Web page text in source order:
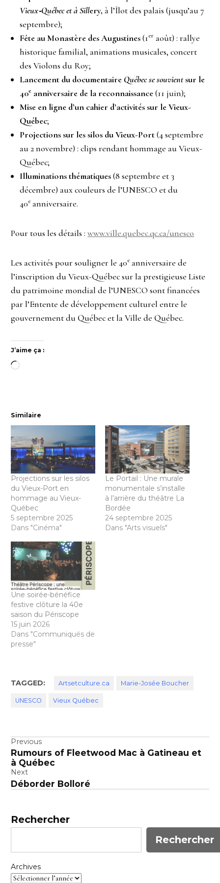
Vieux‑Québec et à Sillery,à l’Îlot des palais (jusqu’au 7
septembre);
Fête au Monastère des Augustines(1er août) : rallye
historique familial, animations musicales, concert
des Violons du Roy;
Lancement du documentaire Québec se souvientsur le
40e anniversaire de la reconnaissance(11 juin);
Mise en ligne d’un cahier d’activités sur le Vieux-
Québec;
Projections sur les silos du Vieux-Port(4 septembre
au 2 novembre) : clips rendant hommage au Vieux-
Québec;
Illuminations thématiques(8 septembre et 3
décembre) aux couleurs de l’UNESCO et du
40e anniversaire.
Pour tous les détails :www.ville.quebec.qc.ca/unesco
Les activités pour souligner le 40e anniversaire de
l’inscription du Vieux-Québec sur la prestigieuse Liste
du patrimoine mondial de l’UNESCO sont financées
par l’Entente de développement culturel entre le
gouvernement du Québec et la Ville de Québec.
J’aime ça :
Chargement…
Similaire
Projections sur les silos
du Vieux-Port en
hommage au Vieux-
Québec
5 septembre 2025
Dans "Cinéma"
Le Portail : Une murale
monumentale s’installe
à l’arrière du théâtre La
Bordée
24 septembre 2025
Dans "Arts visuels"
Une soirée-bénéfice
festive clôture la 40e
saison du Périscope
15 juin 2026
Dans "Communiqués de
presse"
TAGGED: Artsetculture.ca Marie-Josée Boucher
UNESCO Vieux Québec
Navigation
de
l’article
Previous
Rumours of Fleetwood Mac à Gatineau et
à Québec
Next
Déborder Bolloré
Rechercher
Rechercher
Archives